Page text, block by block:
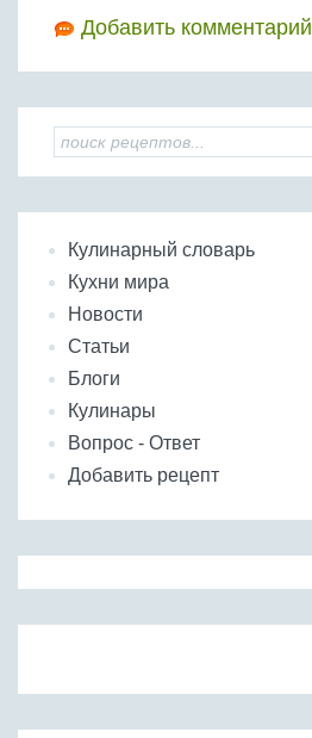
Добавить комментарий
Кулинарный словарь
Кухни мира
Новости
Статьи
Блоги
Кулинары
Вопрос - Ответ
Добавить рецепт